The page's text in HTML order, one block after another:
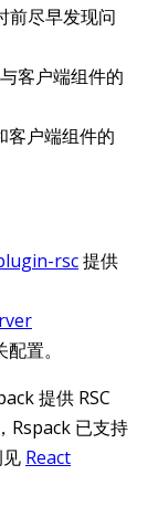
前尽早发现问
客户端组件的
客户端组件的
rsc提供
置。
提供 RSC
Rspack 已支持
React